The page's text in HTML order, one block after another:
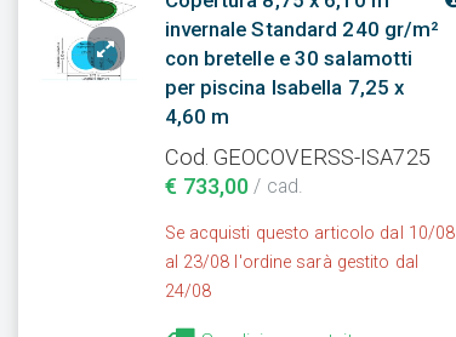
invernale Standard 240 gr/m²
con bretelle e 30 salamotti
per piscina Isabella 7,25 x
4,60 m
Cod. GEOCOVERSS-ISA725
€ 733,00 / cad.
Se acquisti questo articolo dal 10/08
al 23/08 l'ordine sarà gestito dal
24/08